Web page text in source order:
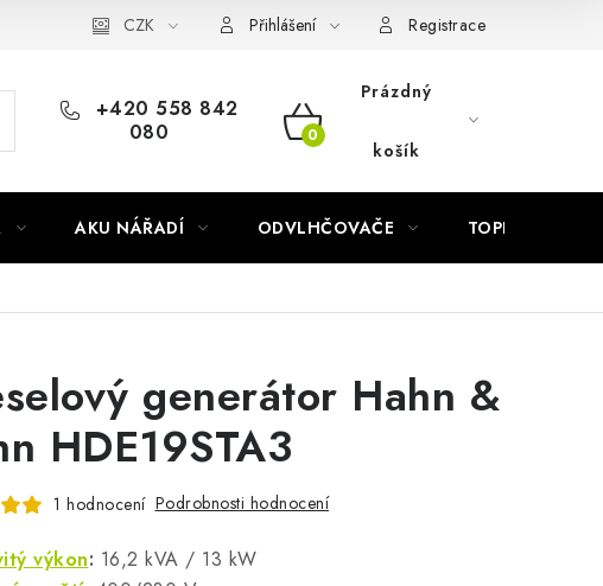
Náhradní díly Könner & Söhnen Reklamační řád
CZK Přihlášení Registrace
+420 558 842
080
NÁKUPNÍ
Prázdný
košík
AKU NÁŘADÍ ODVLHČOVAČE TOPIDLA
generátor Hahn &
HDE19STA3
1 hodnocení Podrobnosti hodnocení
výkon: 16,2 kVA / 13 kW